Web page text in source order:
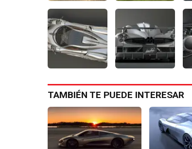
TAMBIÉN TE PUEDE INTERESAR